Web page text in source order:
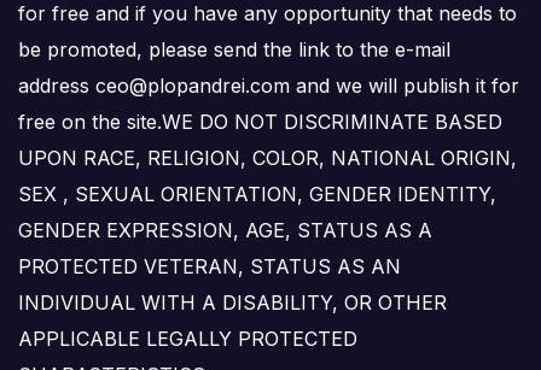
for free and if you have any opportunity that needs to
be promoted, please send the link to the e-mail
address ceo@plopandrei.com and we will publish it for
free on the site.WE DO NOT DISCRIMINATE BASED
UPON RACE, RELIGION, COLOR, NATIONAL ORIGIN,
SEX , SEXUAL ORIENTATION, GENDER IDENTITY,
GENDER EXPRESSION, AGE, STATUS AS A
PROTECTED VETERAN, STATUS AS AN
INDIVIDUAL WITH A DISABILITY, OR OTHER
APPLICABLE LEGALLY PROTECTED